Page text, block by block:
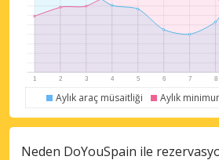
Aylık araç müsaitliği Aylık
Neden DoYouSpain ile